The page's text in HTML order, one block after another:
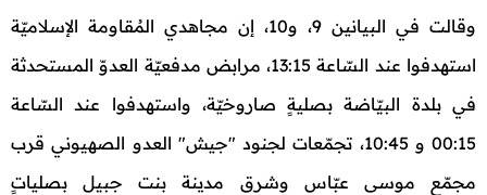
وقالت في البيانين 9، و10، إن مجاهدي المُقاومة الإسلاميّة
استهدفوا عند السّاعة 13:15، مرابض مدفعيّة العدوّ المستحدثة
في بلدة البيّاضة بصليةٍ صاروخيّة، واستهدفوا عند السّاعة
00:15 و 10:45، تجمّعات لجنود "جيش" العدو الصهيوني قرب
مجمّع موسى عبّاس وشرق مدينة بنت جبيل بصلياتٍ